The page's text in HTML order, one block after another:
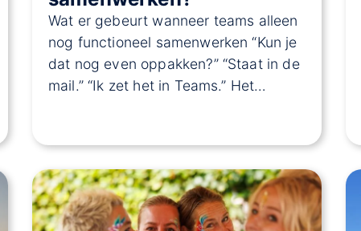
Wat er gebeurt wanneer teams alleen
nog functioneel samenwerken “Kun je
dat nog even oppakken?” “Staat in de
mail.” “Ik zet het in Teams.” Het…